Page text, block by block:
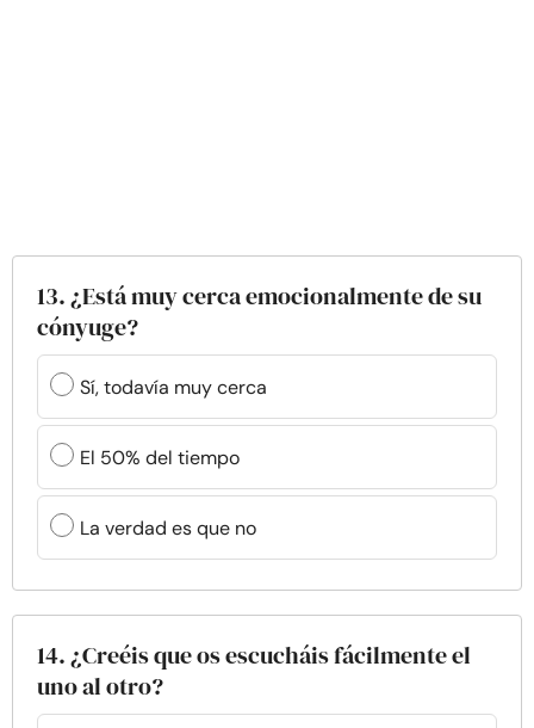
13. ¿Está muy cerca emocionalmente de su
cónyuge?
Sí, todavía muy cerca
El 50% del tiempo
La verdad es que no
14. ¿Creéis que os escucháis fácilmente el
uno al otro?